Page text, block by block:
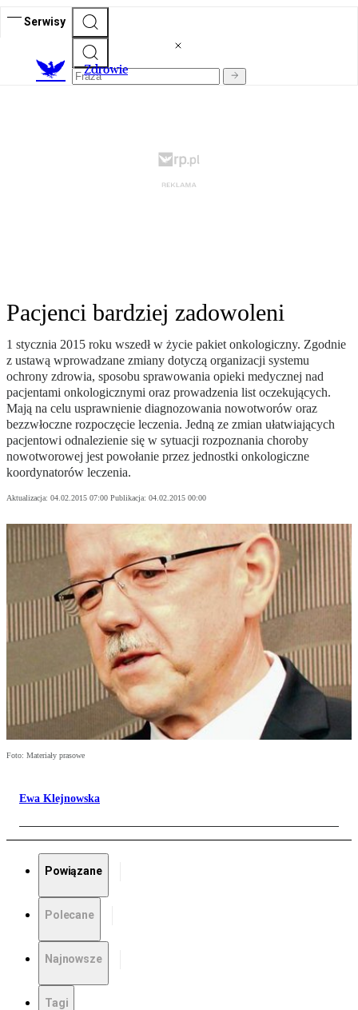
Serwisy
Zdrowie
Pacjenci bardziej zadowoleni
1 stycznia 2015 roku wszedł w życie pakiet onkologiczny. Zgodnie
z ustawą wprowadzane zmiany dotyczą organizacji systemu
ochrony zdrowia, sposobu sprawowania opieki medycznej nad
pacjentami onkologicznymi oraz prowadzenia list oczekujących.
Mają na celu usprawnienie diagnozowania nowotworów oraz
bezzwłoczne rozpoczęcie leczenia. Jedną ze zmian ułatwiających
pacjentowi odnalezienie się w sytuacji rozpoznania choroby
nowotworowej jest powołanie przez jednostki onkologiczne
koordynatorów leczenia.
Aktualizacja: 04.02.2015 07:00 Publikacja: 04.02.2015 00:00
Foto: Materiały prasowe
Ewa Klejnowska
Powiązane
Polecane
Najnowsze
Tagi